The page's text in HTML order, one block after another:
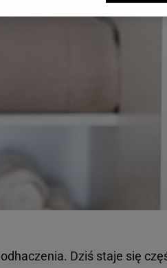
Dziś staje się
dot. przetwarzania danych
Zaawansowanych”. Zmiana
następujących celach:
urządzenia do celów
reklamy i treści, pomiar reklam i